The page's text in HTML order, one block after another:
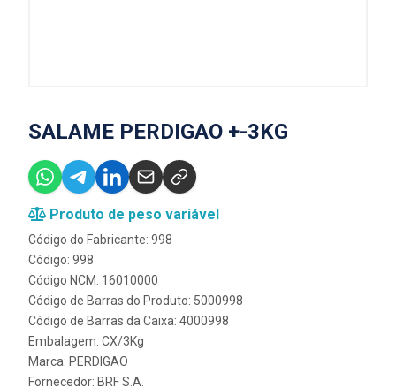
SALAME PERDIGAO +-3KG
Produto de peso variável
Código do Fabricante: 998
Código: 998
Código NCM: 16010000
Código de Barras do Produto: 5000998
Código de Barras da Caixa: 4000998
Embalagem: CX/3Kg
Marca: PERDIGAO
Fornecedor: BRF S.A.